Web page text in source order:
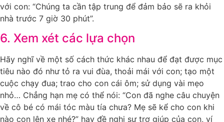
với con: “Chúng ta cần tập trung để đảm bảo sẽ ra khỏi
nhà trước 7 giờ 30 phút”.
6. Xem xét các lựa chọn
Hãy nghĩ về một số cách thức khác nhau để đạt được mục
tiêu nào đó như tỏ ra vui đùa, thoải mái với con; tạo một
cuộc chạy đua; trao cho con cái ôm; sử dụng vài mẹo
nhỏ… Chẳng hạn mẹ có thể nói: “Con đã nghe câu chuyện
về cô bé có mái tóc màu tía chưa? Mẹ sẽ kể cho con khi
nào con lên xe nhé?” hay đề nghị sự trợ giúp của con, ví